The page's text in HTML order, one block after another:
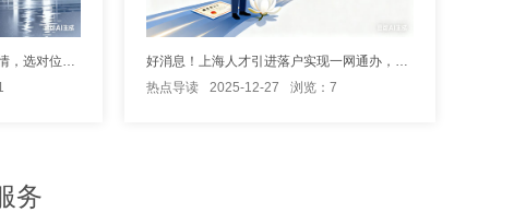
深入了解上海市人才引进落户详情，选对位置高效落户
好消息！上海人才引进落户实现一网通办，落“沪”更方便
热点导读
2025-12-27 浏览：7
务